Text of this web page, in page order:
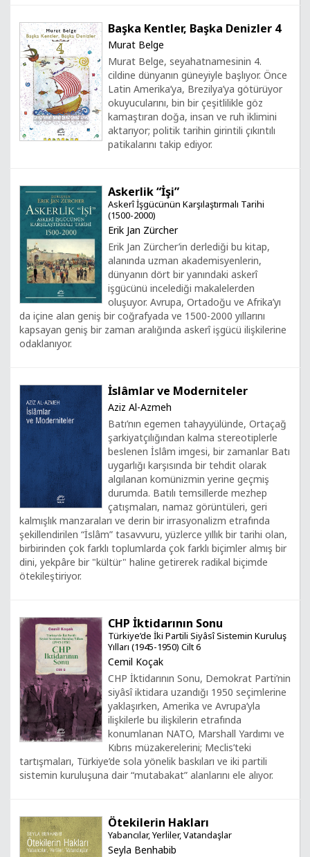
Başka Kentler, Başka Denizler 4
Murat Belge
Murat Belge, seyahatnamesinin 4.
cildine dünyanın güneyiyle başlıyor. Önce
Latin Amerika’ya, Brezilya’ya götürüyor
okuyucularını, bin bir çeşitlilikle göz
kamaştıran doğa, insan ve ruh iklimini
aktarıyor; politik tarihin girintili çıkıntılı
patikalarını takip ediyor.
Askerlik “İşi”
Askerî İşgücünün Karşılaştırmalı Tarihi
(1500-2000)
Erik Jan Zürcher
Erik Jan Zürcher’in derlediği bu kitap,
alanında uzman akademisyenlerin,
dünyanın dört bir yanındaki askerî
işgücünü incelediği makalelerden
oluşuyor. Avrupa, Ortadoğu ve Afrika’yı
da içine alan geniş bir coğrafyada ve 1500-2000 yıllarını
kapsayan geniş bir zaman aralığında askerî işgücü ilişkilerine
odaklanıyor.
İslâmlar ve Moderniteler
Aziz Al-Azmeh
Batı’nın egemen tahayyülünde, Ortaçağ
şarkiyatçılığından kalma stereotiplerle
beslenen İslâm imgesi, bir zamanlar Batı
uygarlığı karşısında bir tehdit olarak
algılanan komünizmin yerine geçmiş
durumda. Batılı temsillerde mezhep
çatışmaları, namaz görüntüleri, geri
kalmışlık manzaraları ve derin bir irrasyonalizm etrafında
şekillendirilen “İslâm” tasavvuru, yüzlerce yıllık bir tarihi olan,
birbirinden çok farklı toplumlarda çok farklı biçimler almış bir
dini, yekpâre bir "kültür" haline getirerek radikal biçimde
ötekileştiriyor.
CHP İktidarının Sonu
Türkiye’de İki Partili Siyâsî Sistemin Kuruluş
Yılları (1945-1950) Cilt 6
Cemil Koçak
CHP İktidarının Sonu, Demokrat Parti’nin
siyâsî iktidara uzandığı 1950 seçimlerine
yaklaşırken, Amerika ve Avrupa’yla
ilişkilerle bu ilişkilerin etrafında
konumlanan NATO, Marshall Yardımı ve
Kıbrıs müzakerelerini; Meclis’teki
tartışmaları, Türkiye’de sola yönelik baskıları ve iki partili
sistemin kuruluşuna dair “mutabakat” alanlarını ele alıyor.
Ötekilerin Hakları
Yabancılar, Yerliler, Vatandaşlar
Seyla Benhabib